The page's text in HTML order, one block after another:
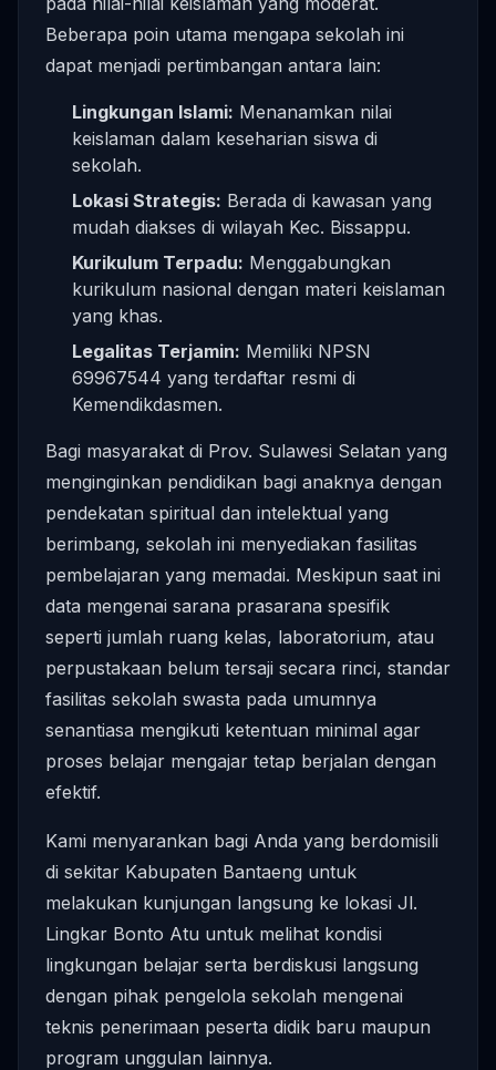
Beberapa poin utama mengapa sekolah ini
dapat menjadi pertimbangan antara lain:
Lingkungan Islami: Menanamkan nilai
keislaman dalam keseharian siswa di
sekolah.
Lokasi Strategis: Berada di kawasan yang
mudah diakses di wilayah Kec. Bissappu.
Kurikulum Terpadu: Menggabungkan
kurikulum nasional dengan materi keislaman
yang khas.
Legalitas Terjamin: Memiliki NPSN
69967544 yang terdaftar resmi di
Kemendikdasmen.
Bagi masyarakat di Prov. Sulawesi Selatan yang
menginginkan pendidikan bagi anaknya dengan
pendekatan spiritual dan intelektual yang
berimbang, sekolah ini menyediakan fasilitas
pembelajaran yang memadai. Meskipun saat ini
data mengenai sarana prasarana spesifik
seperti jumlah ruang kelas, laboratorium, atau
perpustakaan belum tersaji secara rinci, standar
fasilitas sekolah swasta pada umumnya
senantiasa mengikuti ketentuan minimal agar
proses belajar mengajar tetap berjalan dengan
efektif.
Kami menyarankan bagi Anda yang berdomisili
di sekitar Kabupaten Bantaeng untuk
melakukan kunjungan langsung ke lokasi Jl.
Lingkar Bonto Atu untuk melihat kondisi
lingkungan belajar serta berdiskusi langsung
dengan pihak pengelola sekolah mengenai
teknis penerimaan peserta didik baru maupun
program unggulan lainnya.